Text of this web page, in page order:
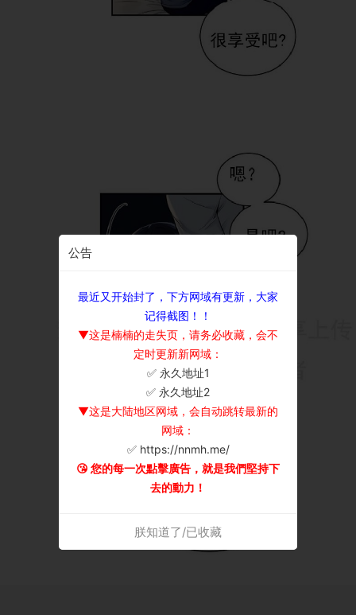
公告
最近又开始封了，下方网域有更新，大家
记得截图！！
▼这是楠楠的走失页，请务必收藏，会不
定时更新新网域：
✅ 永久地址1
✅ 永久地址2
▼这是大陆地区网域，会自动跳转最新的
网域：
✅ https://nnmh.me/
😘 您的每一次點擊廣告，就是我們堅持下
去的動力！
朕知道了/已收藏